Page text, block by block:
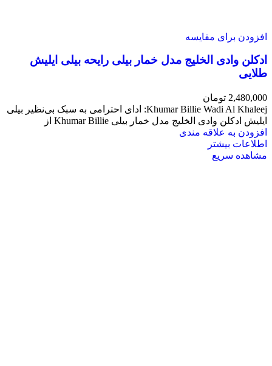
افزودن برای مقایسه
ادکلن وادی الخلیج مدل خمار بیلی رایحه بیلی ایلیش
طلایی
2,480,000 تومان
Khumar Billie Wadi Al Khaleej: ادای احترامی به سبک بی‌نظیر بیلی
ایلیش ادکلن وادی الخلیج مدل خمار بیلی Khumar Billie از
افزودن به علاقه مندی
اطلاعات بیشتر
مشاهده سریع